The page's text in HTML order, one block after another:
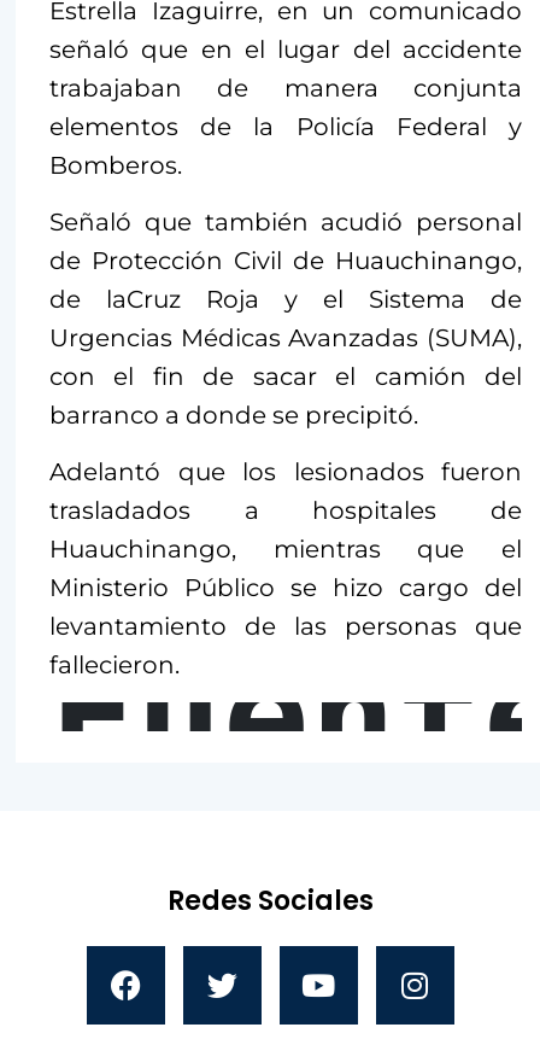
Estrella Izaguirre, en un comunicado
señaló que en el lugar del accidente
trabajaban de manera conjunta
elementos de la Policía Federal y
Bomberos.
Señaló que también acudió personal
de Protección Civil de Huauchinango,
de laCruz Roja y el Sistema de
Urgencias Médicas Avanzadas (SUMA),
con el fin de sacar el camión del
barranco a donde se precipitó.
Adelantó que los lesionados fueron
trasladados a hospitales de
Huauchinango, mientras que el
Ministerio Público se hizo cargo del
levantamiento de las personas que
fallecieron.
Redes Sociales